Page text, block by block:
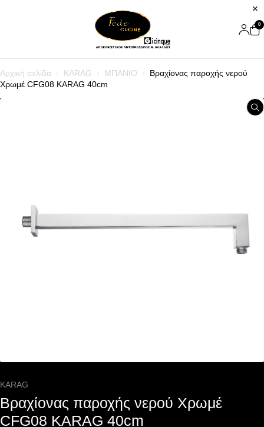
0
Αρχική σελίδα KARAG ΜΠΑΝΙΟ
Βραχίονας παροχής νερού
Χρωμέ CFG08 KARAG 40cm
KARAG
Βραχίονας παροχής νερού Χρωμέ
CFG08 KARAG 40cm